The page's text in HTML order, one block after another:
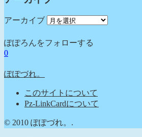
アーカイブ
ぽぽろんをフォローする
0
ぽぽづれ。
このサイトについて
Pz-LinkCardについて
© 2010 ぽぽづれ。.